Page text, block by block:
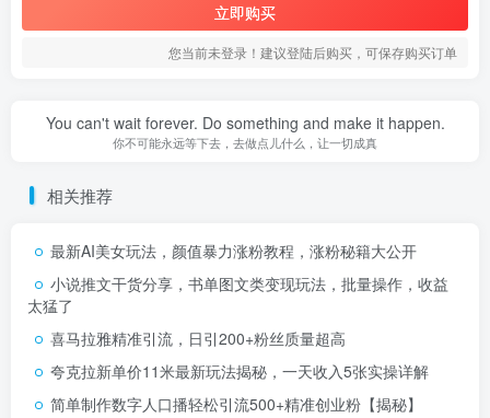
立即购买
您当前未登录！建议登陆后购买，可保存购买订单
You can't wait forever. Do something and make it happen.
你不可能永远等下去，去做点儿什么，让一切成真
相关推荐
最新AI美女玩法，颜值暴力涨粉教程，涨粉秘籍大公开
小说推文干货分享，书单图文类变现玩法，批量操作，收益
太猛了
喜马拉雅精准引流，日引200+粉丝质量超高
夸克拉新单价11米最新玩法揭秘，一天收入5张实操详解
简单制作数字人口播轻松引流500+精准创业粉【揭秘】